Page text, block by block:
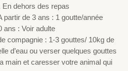
En dehors des repas
partir de 3 ans : 1 goutte/année
ans : Voir adulte
compagnie : 1-3 gouttes/ 10kg de
d’eau ou verser quelques gouttes
main et caresser votre animal qui